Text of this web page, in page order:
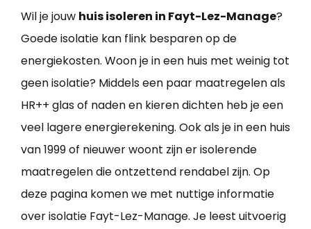
Wil je jouw huis isoleren in Fayt-Lez-Manage?
Goede isolatie kan flink besparen op de
energiekosten. Woon je in een huis met weinig tot
geen isolatie? Middels een paar maatregelen als
HR++ glas of naden en kieren dichten heb je een
veel lagere energierekening. Ook als je in een huis
van 1999 of nieuwer woont zijn er isolerende
maatregelen die ontzettend rendabel zijn. Op
deze pagina komen we met nuttige informatie
over isolatie Fayt-Lez-Manage. Je leest uitvoerig